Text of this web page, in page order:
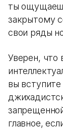
ты
закрытому
свои ряды
Уверен, что
вы
главное,